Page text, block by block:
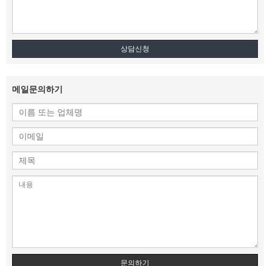
상담신청
메일문의하기
문의하기